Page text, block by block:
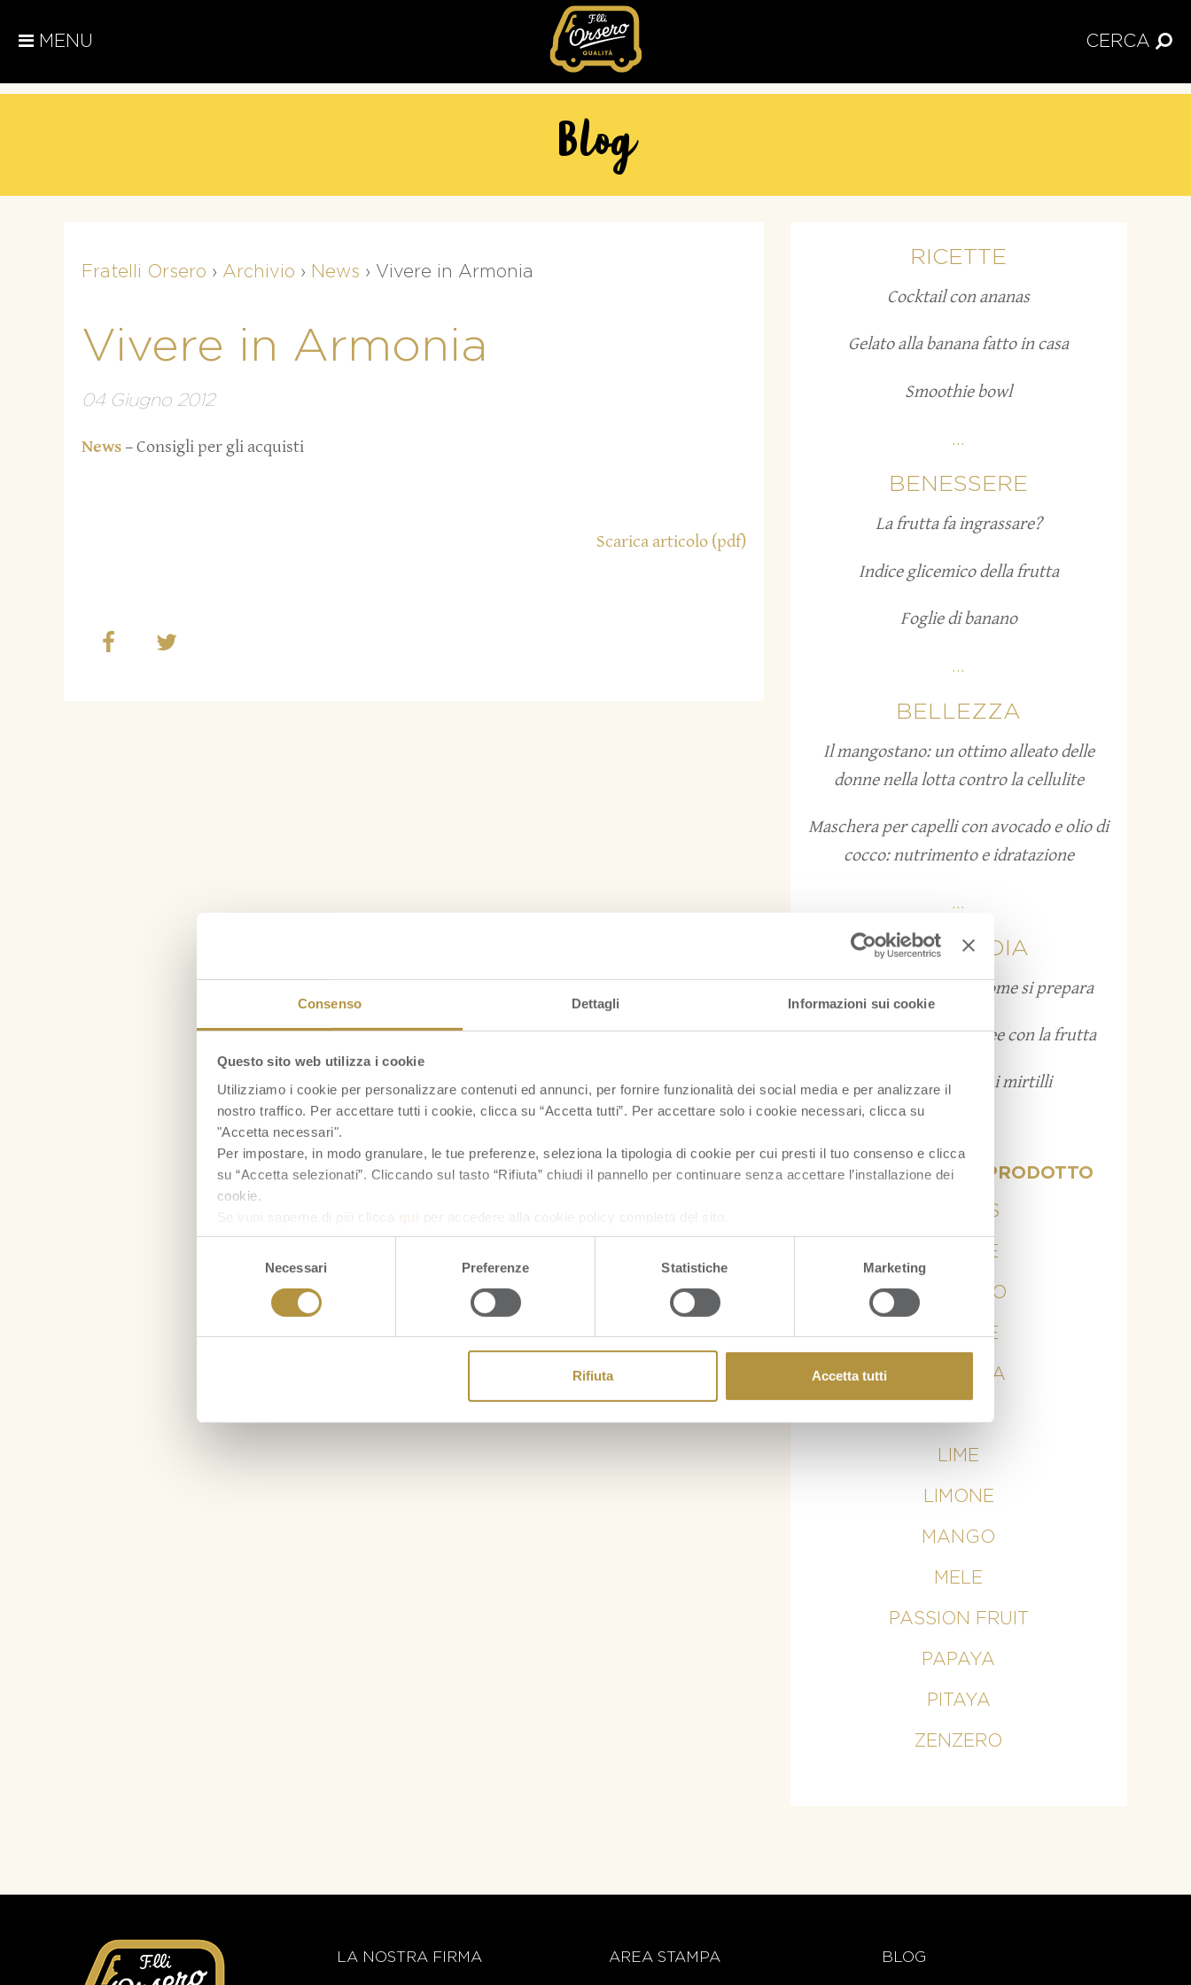
Consenso Dettagli Informazioni sui cookie
Questo sito web utilizza i cookie
Utilizziamo i cookie per personalizzare contenuti ed annunci, per fornire funzionalità dei social media e per analizzare il
nostro traffico. Per accettare tutti i cookie, clicca su “Accetta tutti”. Per accettare solo i cookie necessari, clicca su
"Accetta necessari".
Per impostare, in modo granulare, le tue preferenze, seleziona la tipologia di cookie per cui presti il tuo consenso e clicca
su “Accetta selezionati”. Cliccando sul tasto “Rifiuta” chiudi il pannello per continuare senza accettare l’installazione dei
cookie.
qui
Necessari Preferenze Statistiche Marketing
Rifiuta Accetta tutti
MENU CERCA
Blog
Fratelli Orsero › Archivio › News › Vivere in Armonia
Vivere in Armonia
04 Giugno 2012
News– Consigli per gli acquisti
Scarica articolo (pdf)
RICETTE
Cocktail con ananas
Gelato alla banana fatto in casa
Smoothie bowl
...
BENESSERE
La frutta fa ingrassare?
Indice glicemico della frutta
Foglie di banano
...
BELLEZZA
Il mangostano: un ottimo alleato delle
donne nella lotta contro la cellulite
Maschera per capelli con avocado e olio di
cocco: nutrimento e idratazione
...
FRUITPEDIA
Grattachecca: cos’è e come si prepara
Bruschette estive: 12 idee con la frutta
Come conservare i mirtilli
VISUALIZZA PER PRODOTTO
ANANAS
ARANCE
AVOCADO
BANANE
CURCUMA
LIME
LIMONE
MANGO
MELE
PASSION FRUIT
PAPAYA
PITAYA
ZENZERO
LA NOSTRA FIRMA AREA STAMPA BLOG